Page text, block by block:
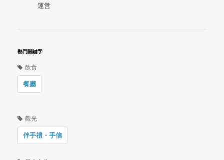
運営
熱門關鍵字
飲食
餐廳
觀光
伴手禮・手信